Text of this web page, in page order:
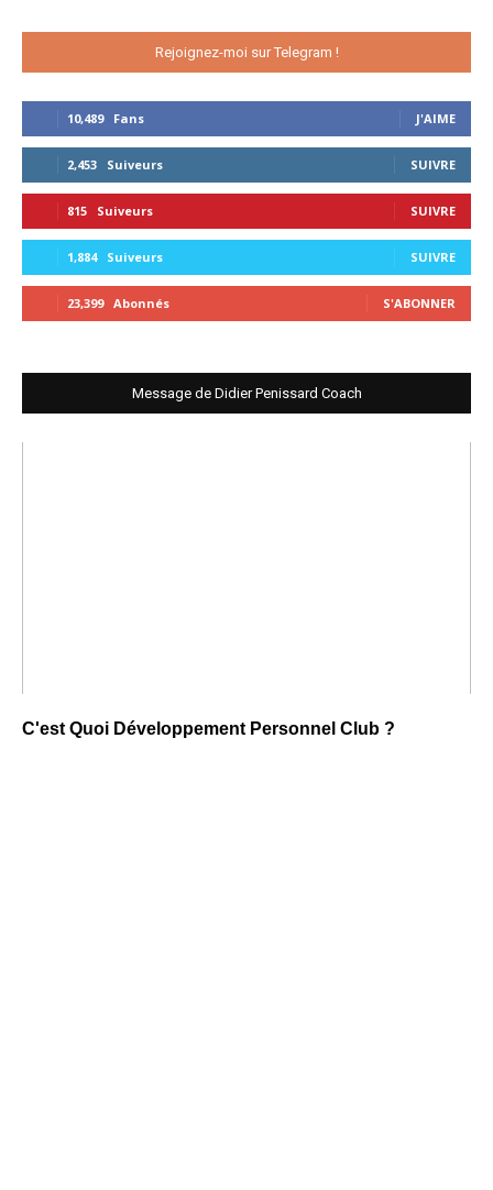
Rejoignez-moi sur Telegram !
10,489 Fans J'AIME
2,453 Suiveurs SUIVRE
815 Suiveurs SUIVRE
1,884 Suiveurs SUIVRE
23,399 Abonnés S'ABONNER
Message de Didier Penissard Coach
C'est Quoi Développement Personnel Club ?